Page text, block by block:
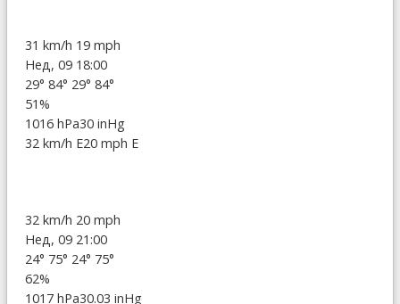
31 km/h 19 mph
Нед, 09 18:00
29° 84° 29° 84°
51%
1016 hPa30 inHg
32 km/h E20 mph E
32 km/h 20 mph
Нед, 09 21:00
24° 75° 24° 75°
62%
1017 hPa30.03 inHg